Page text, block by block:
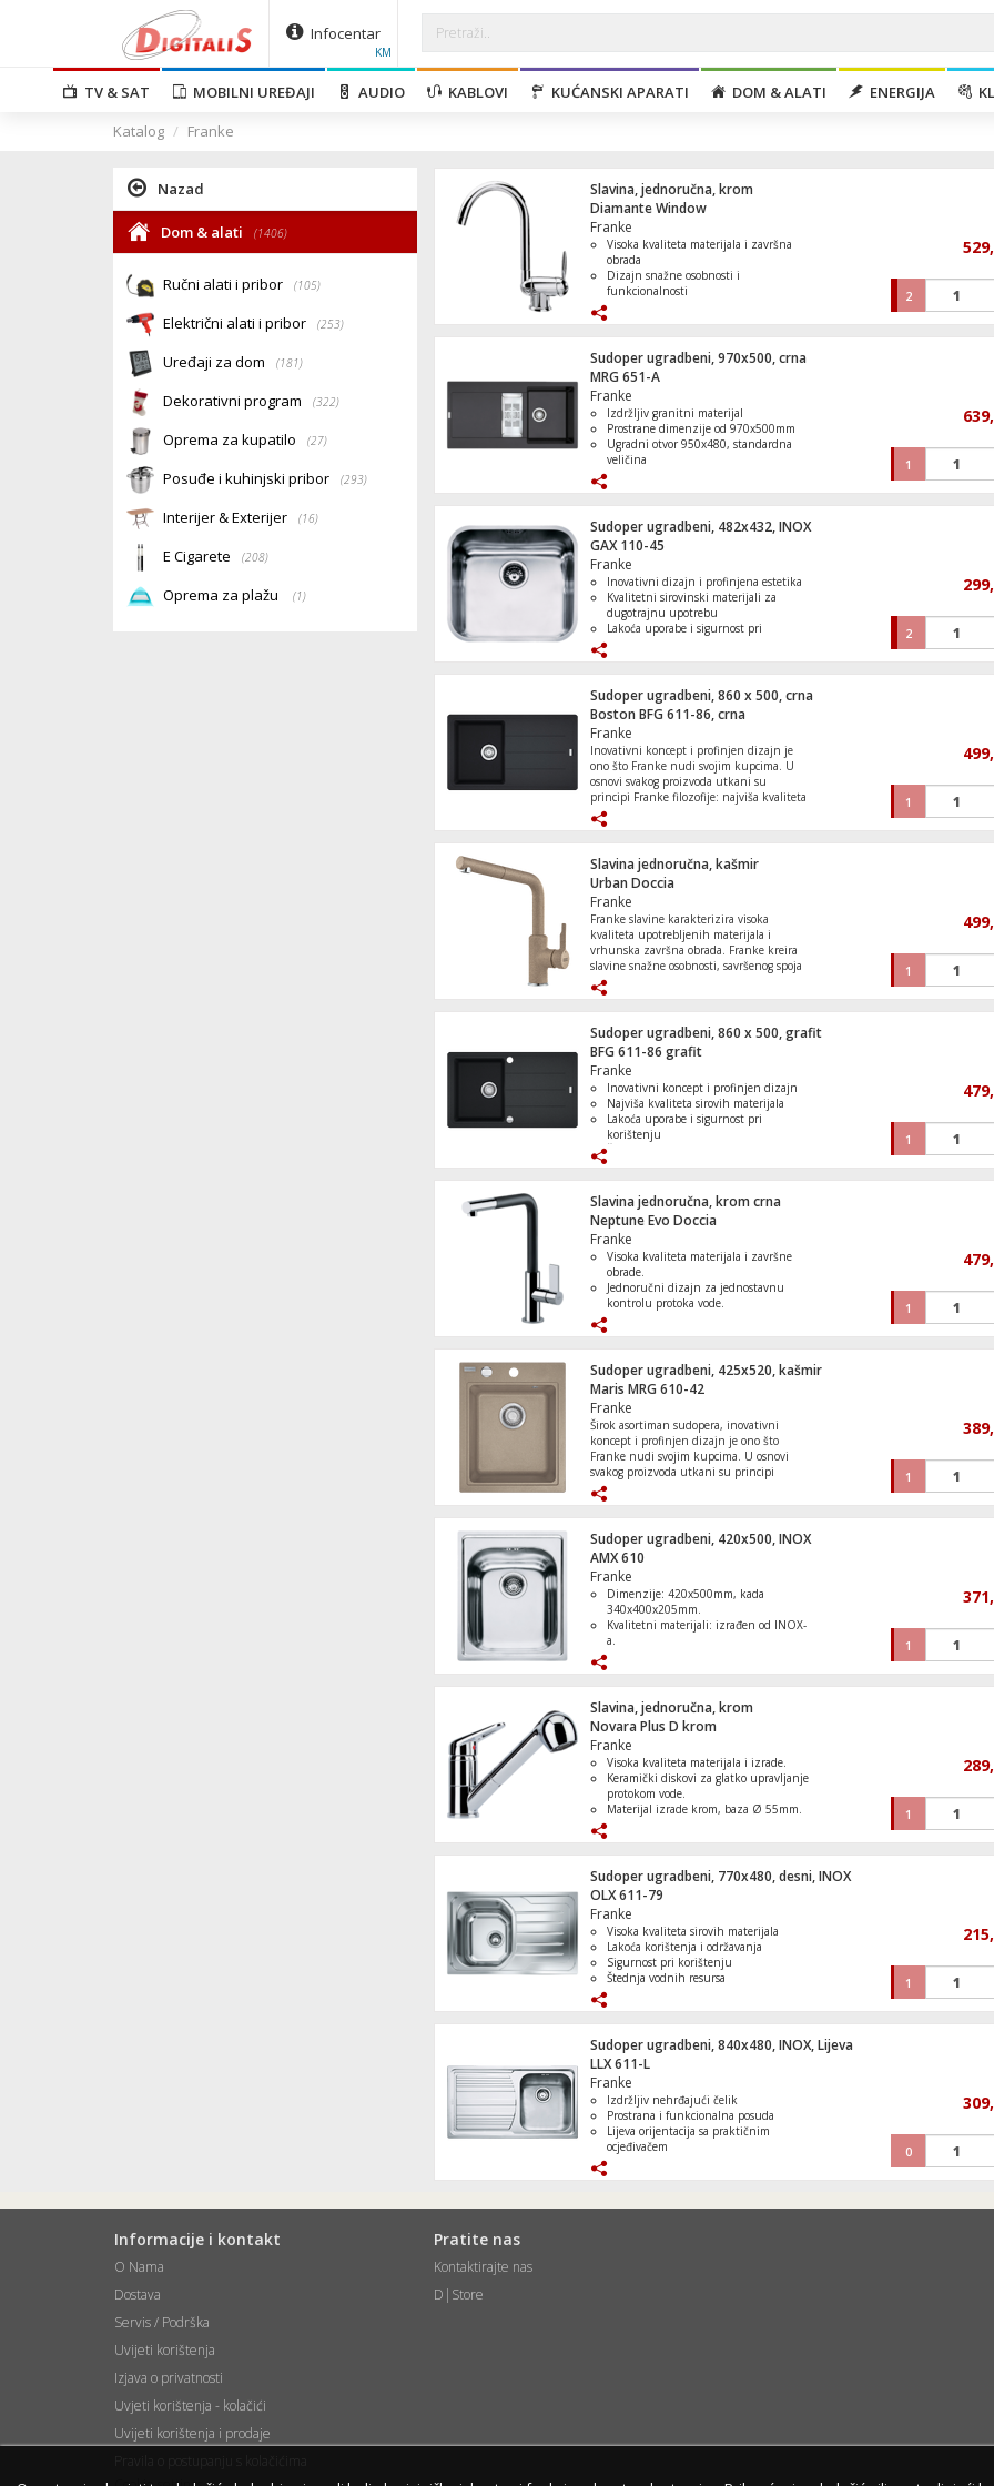
Infocentar
KM
TV & SAT MOBILNI UREĐAJI AUDIO KABLOVI KUĆANSKI APARATI DOM & ALATI ENERGIJA
Katalog
Franke
Nazad
Dom & alati (1406)
Ručni alati i pribor (105)
Električni alati i pribor (253)
Uređaji za dom (181)
Dekorativni program (322)
Oprema za kupatilo (27)
Posuđe i kuhinjski pribor (293)
Interijer & Exterijer (16)
E Cigarete (208)
Oprema za plažu (1)
Slavina, jednoručna, krom
Diamante Window
Franke
Visoka kvaliteta materijala i završna
obrada
Dizajn snažne osobnosti i
funkcionalnosti
vode
Jednoručna mješalica s keramičkim
uloškom
Rotacija cijevi od 360° i stabilna baza.
2
Sudoper ugradbeni, 970x500, crna
MRG 651-A
Franke
Izdržljiv granitni materijal
Prostrane dimenzije od 970x500mm
Ugradni otvor 950x480, standardna
veličina
temperature
Moderna i elegantna crna boja
1
Sudoper ugradbeni, 482x432, INOX
GAX 110-45
Franke
Inovativni dizajn i profinjena estetika
Kvalitetni sirovinski materijali za
dugotrajnu upotrebu
Lakoća uporabe i sigurnost pri
Štednja vodne energije i zaštita okoliša
Dimenzije 482 x 432mm, ugradnja
ispod radne ploče
2
Sudoper ugradbeni, 860 x 500, crna
Boston BFG 611-86, crna
Franke
Inovativni koncept i profinjen dizajn je
ono što Franke nudi svojim kupcima. U
osnovi svakog proizvoda utkani su
principi Franke filozofije: najviša kvaliteta
sirovih materijala, lakoća uporabe i
sigurnost pri korištenju, štednja vodne
energije i zaštita okoliša. Ugradbeni
sudoper, granitni, dimenzije 860 x 500
mm, dimenzije kade 340 x 420 x 200
mm, ugradni otvor 840 x 480 mm,
ormarić za ugradnju 45cm, ugradnja
standardna
1
Slavina jednoručna, kašmir
Urban Doccia
Franke
Franke slavine karakterizira visoka
kvaliteta upotrebljenih materijala i
vrhunska završna obrada. Franke kreira
slavine snažne osobnosti, savršenog spoja
dizajna i funkcionalnosti, stila i
ergonomije. Sve slavine Franke izrađene
su od materijala koji ne utječu na osobine
i kvalitetu vode što je temeljna vrijednost
za sigurnu i zdravu prehranu. Urban
Doccia slavina, materijal i boja kašmir, tip
slavine jednoručna slavina sa
jednostrukim mlazom, uložak sa
keramičkim diskovima, fleksibilne cijevi
od nehrđajućeg čelika, baza Ø 50mm,
rotacija cijevi 150°
1
Sudoper ugradbeni, 860 x 500, grafit
BFG 611-86 grafit
Franke
Inovativni koncept i profinjen dizajn
Najviša kvaliteta sirovih materijala
Lakoća uporabe i sigurnost pri
korištenju
Ugradnja standardna
1
Slavina jednoručna, krom crna
Neptune Evo Doccia
Franke
Visoka kvaliteta materijala i završne
obrade.
Jednoručni dizajn za jednostavnu
kontrolu protoka vode.
keramički diskovi.
Fleksibilnost i jednostavnost uporabe.
Ne utječe na kvalitetu vode.
1
Sudoper ugradbeni, 425x520, kašmir
Maris MRG 610-42
Franke
Širok asortiman sudopera, inovativni
koncept i profinjen dizajn je ono što
Franke nudi svojim kupcima. U osnovi
svakog proizvoda utkani su principi
Franke filozofije: najviša kvaliteta sirovih
materijala, lakoća uporabe i sigurnost pri
korištenju, štednja vodne energije i
zaštita okoliša. Ugradbeni sudoper,
dimenzije 425 x 520 mm, dimenzije kade
345 x 390 x 195 mm, ugradni otvor 405 x
500 mm, ormarić za ugradnju 50 cm,
ugradnja standardna
1
Sudoper ugradbeni, 420x500, INOX
AMX 610
Franke
Dimenzije: 420x500mm, kada
340x400x205mm.
Kvalitetni materijali: izrađen od INOX-
a.
energije i okoliša.
Ugradbeni dizajn: ušteda prostora u
kuhinji.
Estetski i praktičan: moderan i velika
površina kade.
1
Slavina, jednoručna, krom
Novara Plus D krom
Franke
Visoka kvaliteta materijala i izrade.
Keramički diskovi za glatko upravljanje
protokom vode.
Materijal izrade krom, baza Ø 55mm.
110°.
Ne utječe na osobine i kvalitetu vode.
1
Sudoper ugradbeni, 770x480, desni, INOX
OLX 611-79
Franke
Visoka kvaliteta sirovih materijala
Lakoća korištenja i održavanja
Sigurnost pri korištenju
Štednja vodnih resursa
1
Sudoper ugradbeni, 840x480, INOX, Lijeva
LLX 611-L
Franke
Izdržljiv nehrđajući čelik
Prostrana i funkcionalna posuda
Lijeva orijentacija sa praktičnim
ocjeđivačem
svaku kuhinju
0
Mašina za veš/sušilica, 1400 obrtaja, 8/5
veša, D
Frižider/Zamrzivač brutto zapremina
NoFrost Plus
Sokovnik, snaga motora 800W, 2 brzine
Cigareta elektronska,Twist,4u1,Strawberry
Mašina za veš, 1400 obrtaja, 11 kg veša,
A
Solarna vrtna LED lampa, plastična, 200
Tava 24 cm, Simply Clean
mAh
Kompresor, pametni, sa svjetlom, 3 bar,
Aku kosilica, 18 V / 4000 mAh
Kompresor, prijenosni, digitalni prikaz,
mAh
Informacije i kontakt
O Nama
Dostava
Servis / Podrška
Uvijeti korištenja
Izjava o privatnosti
Uvjeti korištenja - kolačići
Uvijeti korištenja i prodaje
Pratite nas
Kontaktirajte nas
D|Store